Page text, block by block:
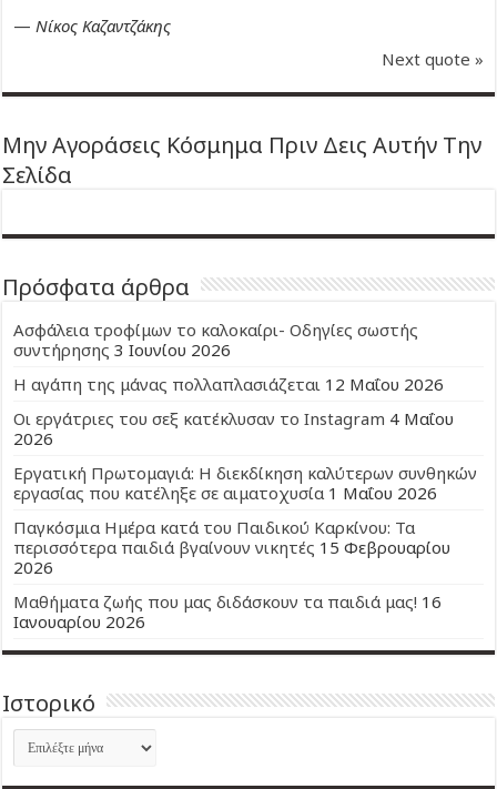
—Νίκος Καζαντζάκης
Next quote »
Μην Αγοράσεις Κόσμημα Πριν Δεις Αυτήν Την
Σελίδα
Πρόσφατα άρθρα
Ασφάλεια τροφίμων το καλοκαίρι- Οδηγίες σωστής
συντήρησης 3 Ιουνίου 2026
Η αγάπη της μάνας πολλαπλασιάζεται 12 Μαΐου 2026
Οι εργάτριες του σεξ κατέκλυσαν το Instagram 4 Μαΐου
2026
Εργατική Πρωτομαγιά: Η διεκδίκηση καλύτερων συνθηκών
εργασίας που κατέληξε σε αιματοχυσία 1 Μαΐου 2026
Παγκόσμια Ημέρα κατά του Παιδικού Καρκίνου: Τα
περισσότερα παιδιά βγαίνουν νικητές 15 Φεβρουαρίου
2026
Μαθήματα ζωής που μας διδάσκουν τα παιδιά μας! 16
Ιανουαρίου 2026
Ιστορικό
Ιστορικό